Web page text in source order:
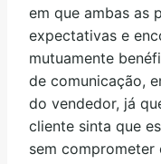
em que ambas as
expectativas e
mutuamente
de comunicação,
do vendedor, já
cliente sinta que
sem comprometer